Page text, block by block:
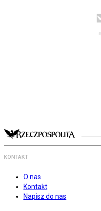
KONTAKT
O nas
Kontakt
Napisz do nas